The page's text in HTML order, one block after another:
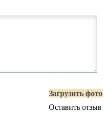
Загрузить фото
Оставить отзыв